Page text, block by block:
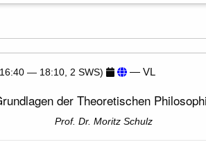
— 18:10, 2 SWS) — VL
der Theoretischen
Prof. Dr. Moritz Schulz